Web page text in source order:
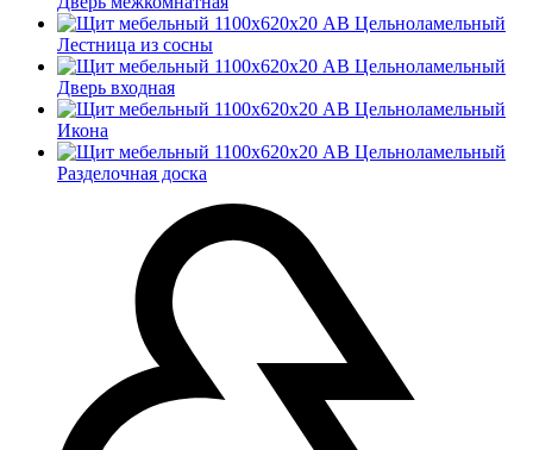
Лестница из сосны
Дверь входная
Икона
Разделочная доска